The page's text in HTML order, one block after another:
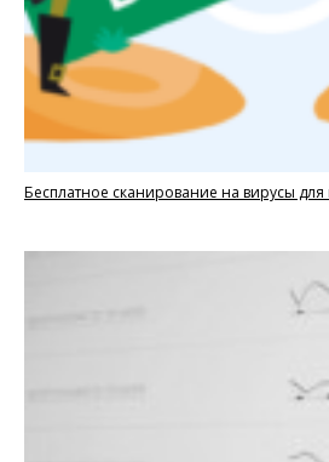
Бесплатное сканирование на вирусы для